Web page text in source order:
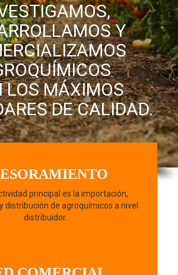
Y
LOS MÁXIMOS
DE CALIDAD.
principal es la importación,
distribución de agroquímicos a nivel
distribuidor.